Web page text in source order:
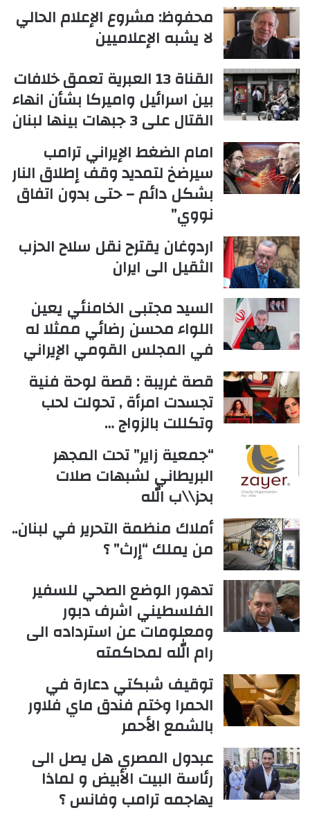
محفوظ: مشروع الإعلام الحالي
لا يشبه الإعلاميين
القناة 13 العبرية تعمق خلافات
بين اسرائيل واميركا بشأن انهاء
القتال على 3 جبهات بينها لبنان
امام الضغط الإيراني ترامب
سيرضخ لتمديد وقف إطلاق النار
بشكل دائم – حتى بدون اتفاق
نووي”
اردوغان يقترح نقل سلاح الحزب
الثقيل الى ايران
السيد مجتبى الخامنئي يعين
اللواء محسن رضائي ممثلا له
في المجلس القومي الإيراني
قصة غريبة : قصة لوحة فنية
تجسدت امرأة , تحولت لحب
وتكللت بالزواج …
“جمعية زاير” تحت المجهر
البريطاني لشبهات صلات
بحز\\ب الله
أملاك منظمة التحرير في لبنان..
من يملك “إرث” ؟
تدهور الوضع الصحي للسفير
الفلسطيني اشرف دبور
ومعلومات عن استرداده الى
رام الله لمحاكمته
توقيف شبكتي دعارة في
الحمرا وختم فندق ماي فلاور
بالشمع الأحمر
عبدول المصري هل يصل الى
رئاسة البيت الأبيض و لماذا
يهاجمه ترامب وفانس ؟